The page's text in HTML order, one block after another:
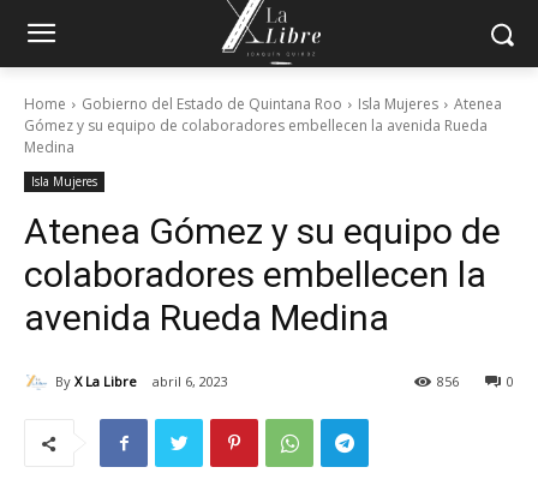
Home Gobierno del Estado de Quintana Roo Isla Mujeres
Atenea
Gómez y su equipo de colaboradores embellecen la avenida Rueda
Medina
Isla Mujeres
Atenea Gómez y su equipo de
colaboradores embellecen la
avenida Rueda Medina
By X La Libre abril 6, 2023 0
856